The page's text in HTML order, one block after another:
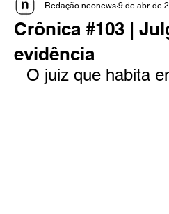
Crônica #103 |
evidência
Redação neonews 9 de abr. de
O juiz que habita